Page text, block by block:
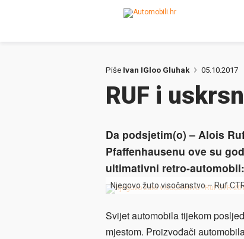
Piše Ivan IGloo Gluhak 05.10.2017
RUF i
Da podsjetim(o) – Alois
Pfaffenhausenu ove su
ultimativni retro-
Njegovo žuto visočanstvo – Ruf
Svijet automobila tijekom
mjestom. Proizvođači